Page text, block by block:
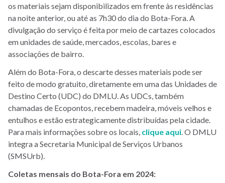
os materiais sejam disponibilizados em frente às residências
na noite anterior, ou até as 7h30 do dia do Bota-Fora. A
divulgação do serviço é feita por meio de cartazes colocados
em unidades de saúde, mercados, escolas, bares e
associações de bairro.
Além do Bota-Fora, o descarte desses materiais pode ser
feito de modo gratuito, diretamente em uma das Unidades de
Destino Certo (UDC) do DMLU. As UDCs, também
chamadas de Ecopontos, recebem madeira, móveis velhos e
entulhos e estão estrategicamente distribuídas pela cidade.
Para mais informações sobre os locais, clique aqui. O DMLU
integra a Secretaria Municipal de Serviços Urbanos
(SMSUrb).
Coletas mensais do Bota-Fora em 2024: